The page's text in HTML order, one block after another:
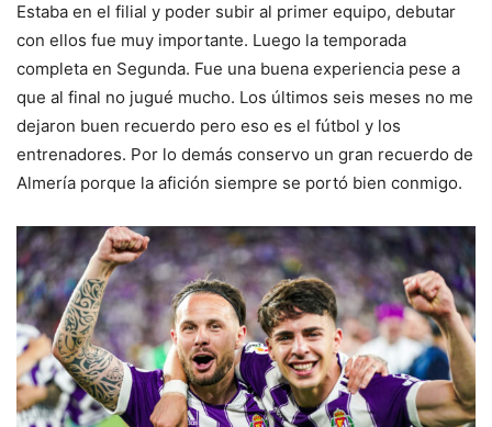
Estaba en el filial y poder subir al primer equipo, debutar
con ellos fue muy importante. Luego la temporada
completa en Segunda. Fue una buena experiencia pese a
que al final no jugué mucho. Los últimos seis meses no me
dejaron buen recuerdo pero eso es el fútbol y los
entrenadores. Por lo demás conservo un gran recuerdo de
Almería porque la afición siempre se portó bien conmigo.